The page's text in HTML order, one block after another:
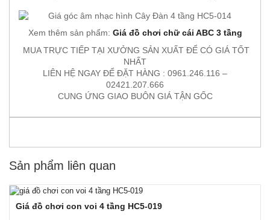
Xem thêm sản phẩm: Giá đồ chơi chữ cái ABC 3 tầng
MUA TRỰC TIẾP TẠI XƯỞNG SẢN XUẤT ĐỂ CÓ GIÁ TỐT
NHẤT
LIÊN HỆ NGAY ĐỂ ĐẶT HÀNG : 0961.246.116 –
02421.207.666
CUNG ỨNG GIAO BUÔN GIÁ TẬN GỐC
Sản phẩm liên quan
Giá đồ chơi con voi 4 tầng HC5-019